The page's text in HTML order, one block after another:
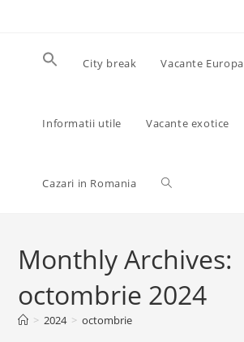
City break Vacante Europa
Informatii utile Vacante exotice
Cazari in Romania Toggle
search
Monthly Archives:
octombrie 2024
> 2024 > octombrie